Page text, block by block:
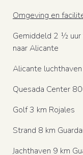
Omgeving en
Gemiddeld 2 ½ uur
naar Alicante
Alicante
Quesada Center
Golf 3 km Rojales
Strand 8 km
Jachthaven 9 km